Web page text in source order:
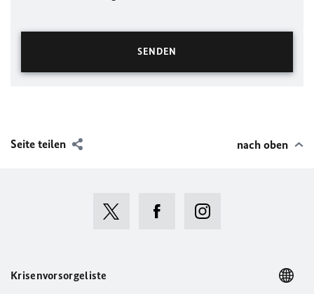
Seite teilen nach oben
Krisenvorsorgeliste